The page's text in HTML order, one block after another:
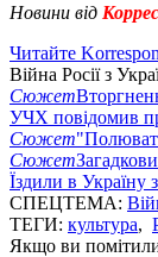
Новини від
Читайте
Війна Росії з
Сюжет
УЧХ повідомив
Сюжет
Сюжет
Їздили в Україну
СПЕЦТЕМА:
ТЕГИ: культура,
Якщо ви помітили